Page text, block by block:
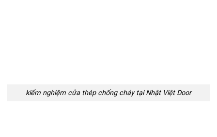
kiểm nghiệm cửa thép chống cháy tại Nhật Việt Door